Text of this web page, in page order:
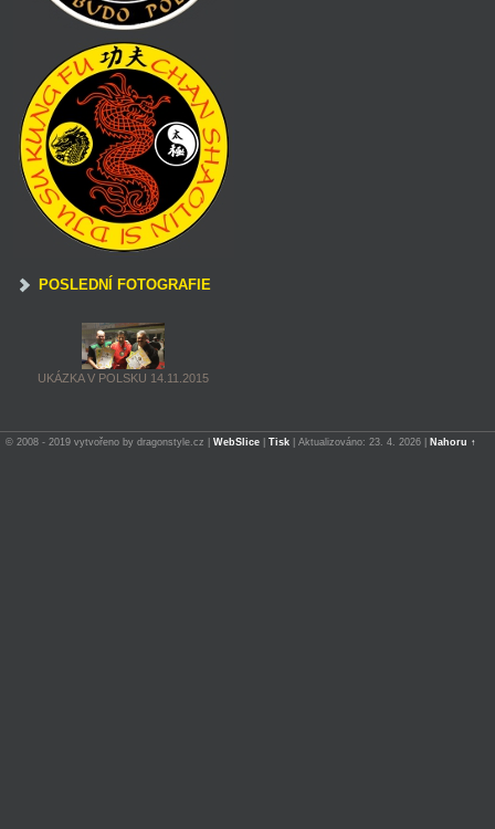
POSLEDNÍ FOTOGRAFIE
UKÁZKA V POLSKU 14.11.2015
© 2008 - 2019 vytvořeno by dragonstyle.cz | WebSlice Tisk Aktualizováno: 23. 4. 2026 Nahoru ↑